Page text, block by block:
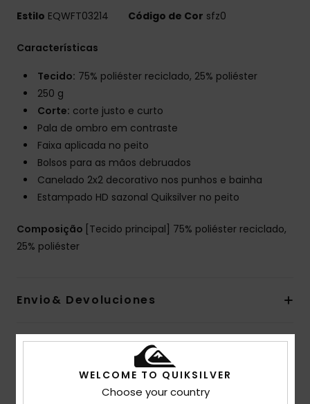
Estilo EQWFT03214 Código de Cor sfz0
Características
Tecido: 75% poliéster reciclado, 25% poliéster
250 g
Corte: corte justo e curto
Pala de ombro em contraste
Faixa aplicada no peito
Bolsos para as mãos debruados
Canelado 2x2 decorativo nos punhos e bainha
Estampado HD sazonal Quiksilver no peito
Composição [Tecido principal] 75% poliéster reciclado,
25% poliéster
Envio& Devoluciones
Avaliações dos clientes
WELCOME TO QUIKSILVER
Choose your country